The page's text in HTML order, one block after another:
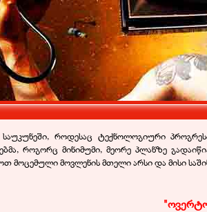
საუკუნეში, როდესაც ტექნოლოგიური
როგორც მინიმუმი, მეორე პლანზე
მოცემული მოვლენის მთელი არსი და მისი